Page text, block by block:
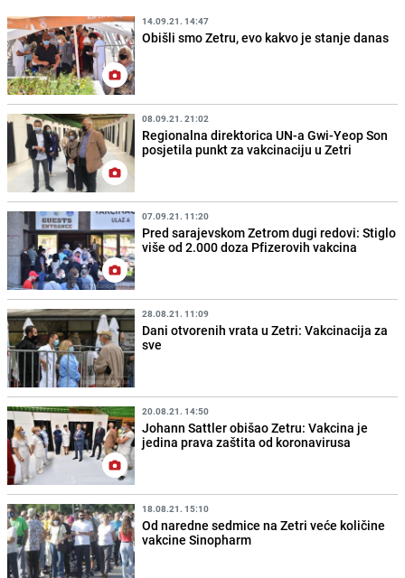
14.09.21. 14:47
Obišli smo Zetru, evo kakvo je stanje danas
08.09.21. 21:02
Regionalna direktorica UN-a Gwi-Yeop Son
posjetila punkt za vakcinaciju u Zetri
07.09.21. 11:20
Pred sarajevskom Zetrom dugi redovi: Stiglo
više od 2.000 doza Pfizerovih vakcina
28.08.21. 11:09
Dani otvorenih vrata u Zetri: Vakcinacija za
sve
20.08.21. 14:50
Johann Sattler obišao Zetru: Vakcina je
jedina prava zaštita od koronavirusa
18.08.21. 15:10
Od naredne sedmice na Zetri veće količine
vakcine Sinopharm